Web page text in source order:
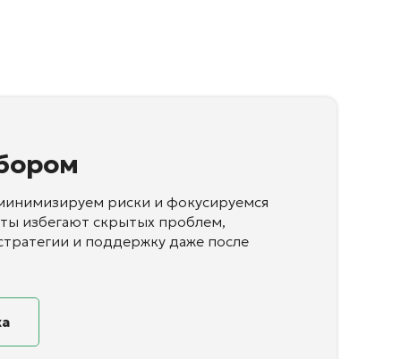
риски и фокусируемся
избегают скрытых проблем,
и поддержку даже после